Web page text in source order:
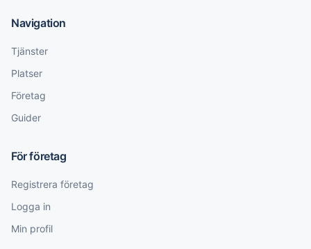
Navigation
Tjänster
Platser
Företag
Guider
För företag
Registrera företag
Logga in
Min profil